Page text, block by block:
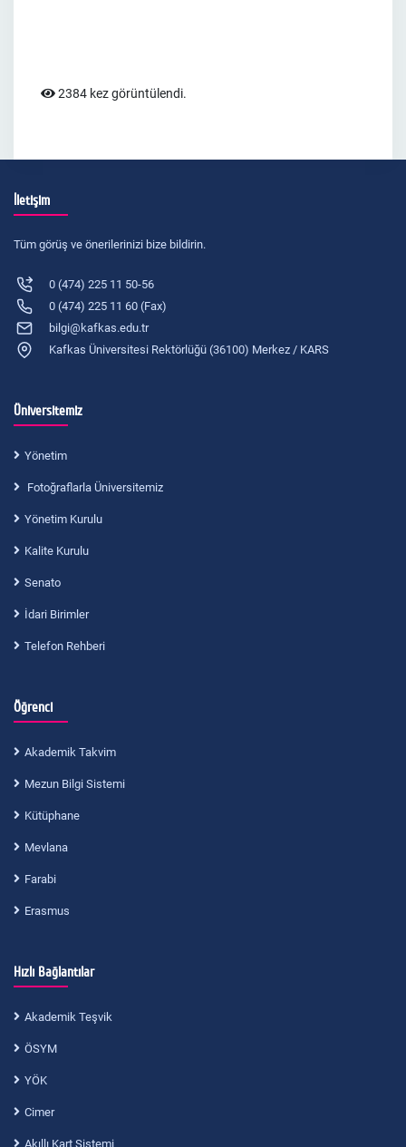
2384 kez görüntülendi.
İletişim
Tüm görüş ve önerilerinizi bize bildirin.
0 (474) 225 11 50-56
0 (474) 225 11 60 (Fax)
bilgi@kafkas.edu.tr
Kafkas Üniversitesi Rektörlüğü (36100) Merkez / KARS
Üniversitemiz
Yönetim
Fotoğraflarla Üniversitemiz
Yönetim Kurulu
Kalite Kurulu
Senato
İdari Birimler
Telefon Rehberi
Öğrenci
Akademik Takvim
Mezun Bilgi Sistemi
Kütüphane
Mevlana
Farabi
Erasmus
Hızlı Bağlantılar
Akademik Teşvik
ÖSYM
YÖK
Cimer
Akıllı Kart Sistemi